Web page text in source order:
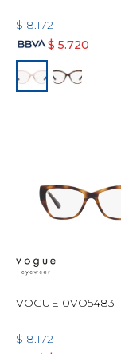
$ 8.172
$ 5.720
VOGUE 0VO5483
$ 8.172